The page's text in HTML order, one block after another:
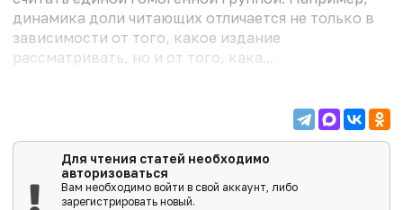
динамика доли читающих отличается не только в
зависимости от того, какое издание
рассматривать, но и от того, кака...
Для чтения статей необходимо
авторизоваться
Вам необходимо войти в свой аккаунт, либо
зарегистрировать новый.